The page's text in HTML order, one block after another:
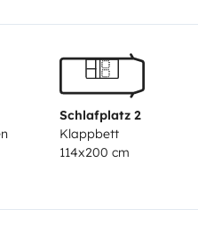
Schlafplatz 2
Klappbett
114x200 cm